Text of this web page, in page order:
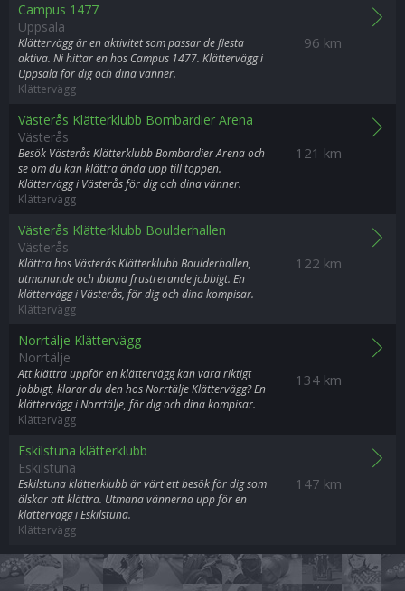
96 km
Campus 1477
Uppsala
Klättervägg är en aktivitet som passar de flesta
aktiva. Ni hittar en hos Campus 1477. Klättervägg i
Uppsala för dig och dina vänner.
Klättervägg
121 km
Västerås Klätterklubb Bombardier Arena
Västerås
Besök Västerås Klätterklubb Bombardier Arena och
se om du kan klättra ända upp till toppen.
Klättervägg i Västerås för dig och dina vänner.
Klättervägg
122 km
Västerås Klätterklubb Boulderhallen
Västerås
Klättra hos Västerås Klätterklubb Boulderhallen,
utmanande och ibland frustrerande jobbigt. En
klättervägg i Västerås, för dig och dina kompisar.
Klättervägg
134 km
Norrtälje Klättervägg
Norrtälje
Att klättra uppför en klättervägg kan vara riktigt
jobbigt, klarar du den hos Norrtälje Klättervägg? En
klättervägg i Norrtälje, för dig och dina kompisar.
Klättervägg
147 km
Eskilstuna klätterklubb
Eskilstuna
Eskilstuna klätterklubb är värt ett besök för dig som
älskar att klättra. Utmana vännerna upp för en
klättervägg i Eskilstuna.
Klättervägg